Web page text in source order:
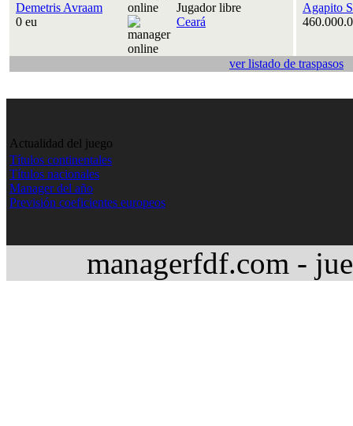
Demetris Avraam
0 eu
Jugador libre
Ceará
Agapito
ver listado de traspasos
Actualidad del juego
Títulos continentales
Títulos nacionales
Manager del año
Previsión coeficientes europeos
managerfdf.com -